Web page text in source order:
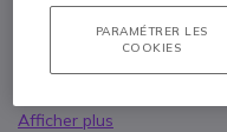
Kimex support mural fixe
Compatibilité : écrans
Conception ultraplate :
Afficher plus
PARAMÉTRER LES
COOKIES